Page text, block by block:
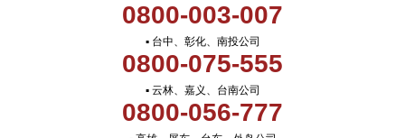
0800-003-007
▪ 台中、彰化、南投公司
0800-075-555
▪ 云林、嘉义、台南公司
0800-056-777